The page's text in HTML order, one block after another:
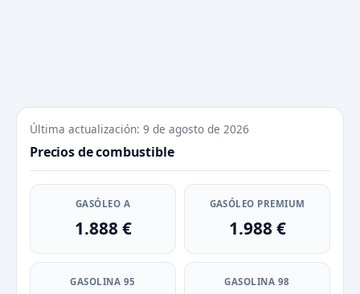
Última actualización: 9 de agosto de 2026
Precios de combustible
GASÓLEO A
1.888 €
GASÓLEO PREMIUM
1.988 €
GASOLINA 95 GASOLINA 98